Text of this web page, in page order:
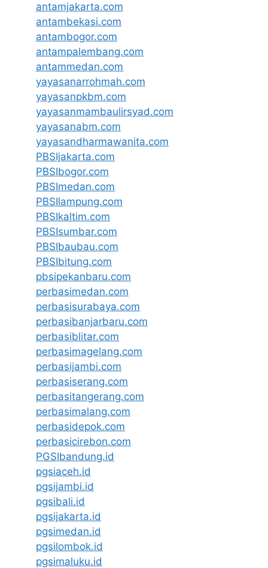
antamjakarta.com
antambekasi.com
antambogor.com
antampalembang.com
antammedan.com
yayasanarrohmah.com
yayasanpkbm.com
yayasanmambaulirsyad.com
yayasanabm.com
yayasandharmawanita.com
PBSIjakarta.com
PBSIbogor.com
PBSImedan.com
PBSIlampung.com
PBSIkaltim.com
PBSIsumbar.com
PBSIbaubau.com
PBSIbitung.com
pbsipekanbaru.com
perbasimedan.com
perbasisurabaya.com
perbasibanjarbaru.com
perbasiblitar.com
perbasimagelang.com
perbasijambi.com
perbasiserang.com
perbasitangerang.com
perbasimalang.com
perbasidepok.com
perbasicirebon.com
PGSIbandung.id
pgsiaceh.id
pgsijambi.id
pgsibali.id
pgsijakarta.id
pgsimedan.id
pgsilombok.id
pgsimaluku.id